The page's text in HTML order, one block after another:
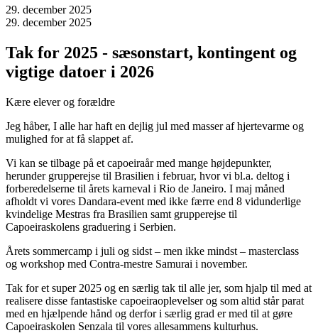
29. december 2025
29. december 2025
Tak for 2025 - sæsonstart, kontingent og
vigtige datoer i 2026
Kære elever og forældre
Jeg håber, I alle har haft en dejlig jul med masser af hjertevarme og
mulighed for at få slappet af.
Vi kan se tilbage på et capoeiraår med mange højdepunkter,
herunder grupperejse til Brasilien i februar, hvor vi bl.a. deltog i
forberedelserne til årets karneval i Rio de Janeiro. I maj måned
afholdt vi vores Dandara-event med ikke færre end 8 vidunderlige
kvindelige Mestras fra Brasilien samt grupperejse til
Capoeiraskolens graduering i Serbien.
Årets sommercamp i juli og sidst – men ikke mindst – masterclass
og workshop med Contra-mestre Samurai i november.
Tak for et super 2025 og en særlig tak til alle jer, som hjalp til med at
realisere disse fantastiske capoeiraoplevelser og som altid står parat
med en hjælpende hånd og derfor i særlig grad er med til at gøre
Capoeiraskolen Senzala til vores allesammens kulturhus.